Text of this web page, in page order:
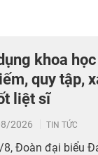
khoa
quy tập,
liệt sĩ
2026 TIN TỨC
Đoàn đại biểu